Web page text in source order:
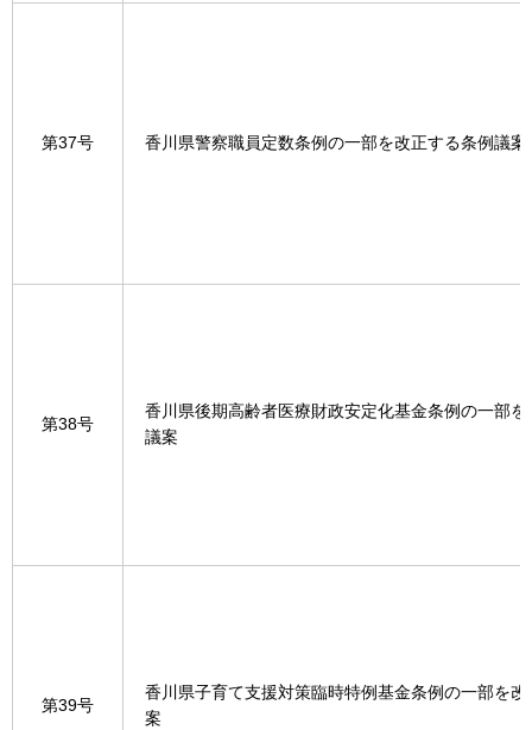
第37号 香川県警察職員定数条例の一部を改正する条例議案
第38号
香川県後期高齢者医療財政安定化基金条例の一部
議案
第39号
香川県子育て支援対策臨時特例基金条例の一部を
案